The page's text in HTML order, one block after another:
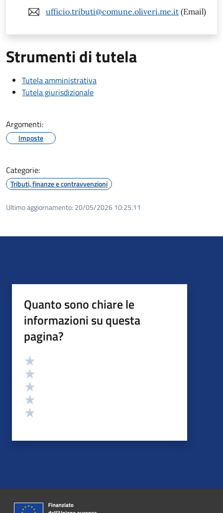
ufficio.tributi@comune.oliveri.me.it (Email)
Strumenti di tutela
Tutela amministrativa
Tutela giurisdizionale
Argomenti:
Imposte
Categorie:
Tributi, finanze e contravvenzioni
Ultimo aggiornamento: 20/05/2026 10:25.11
Quanto sono chiare le
informazioni su questa
pagina?
Valutazione